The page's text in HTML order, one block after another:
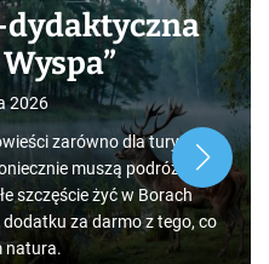
2026
zarówno dla turystów,
muszą podróżować
szczęście żyć w Borach
za darmo z tego, co
natura.